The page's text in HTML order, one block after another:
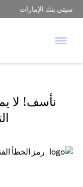
سيتي بنك الإمارات
نأسف! لا
رمز الخطأ